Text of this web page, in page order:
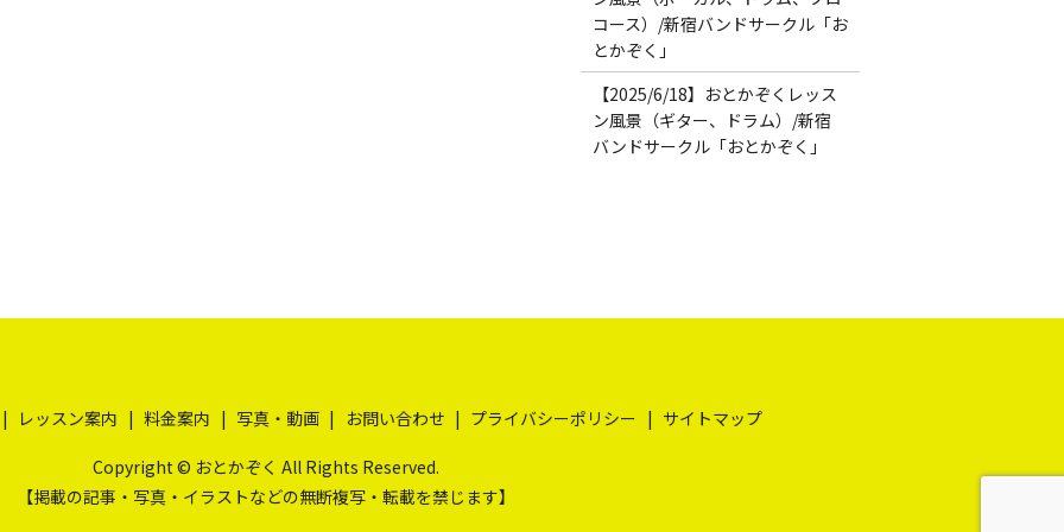
コース）/新宿バンドサークル「お
とかぞく」
【2025/6/18】おとかぞくレッス
ン風景（ギター、ドラム）/新宿
バンドサークル「おとかぞく」
レッスン案内 料金案内 写真・動画 お問い合わせ プライバシーポリシー サイトマップ
Copyright © おとかぞく All Rights Reserved.
【掲載の記事・写真・イラストなどの無断複写・転載を禁じます】